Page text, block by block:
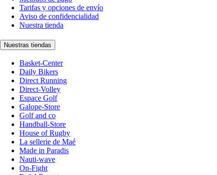
Tarifas y opciones de envío
Aviso de confidencialidad
Nuestra tienda
Nuestras tiendas
Basket-Center
Daily Bikers
Direct Running
Direct-Volley
Espace Golf
Galope-Store
Golf and co
Handball-Store
House of Rugby
La sellerie de Maé
Made in Paradis
Nauti-wave
On-Fight